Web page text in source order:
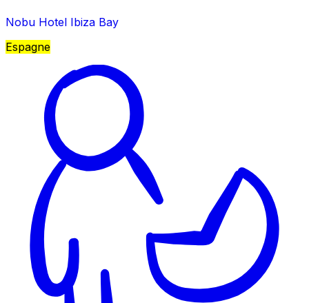
Nobu Hotel Ibiza Bay
Espagne